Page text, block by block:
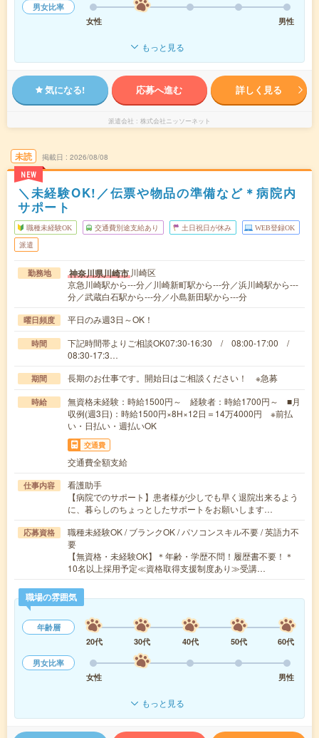
男女比率
女性
男性
もっと見る
気になる! 応募へ進む 詳しく見る
派遣会社 株式会社ニッソーネット
未読
NEW
掲載日 2026/08/08
＼未経験OK!／伝票や物品の準備など＊病院内
サポート
職種未経験OK 交通費別途支給あり 土日祝日が休み WEB登録OK
派遣
勤務地 神奈川県川崎市 川崎区
京急川崎駅から---分／川崎新町駅から---分／浜川崎駅から---
分／武蔵白石駅から---分／小島新田駅から---分
曜日頻度 平日のみ週3日～OK！
時間
下記時間帯よりご相談OK07:30-16:30 / 08:00-17:00 /
08:30-17:3…
期間 長期のお仕事です。開始日はご相談ください！ ※急募
時給
無資格未経験：時給1500円～ 経験者：時給1700円～ ■月
収例(週3日)：時給1500円×8H×12日＝14万4000円 ※前払
い・日払い・週払いOK
交通費
交通費全額支給
仕事内容
看護助手
【病院でのサポート】患者様が少しでも早く退院出来るよう
に、暮らしのちょっとしたサポートをお願いします…
応募資格
職種未経験OK / ブランクOK / パソコンスキル不要 / 英語力不
要
【無資格・未経験OK】＊年齢・学歴不問！履歴書不要！＊
10名以上採用予定≪資格取得支援制度あり≫受講…
職場の雰囲気
年齢層
20代
30代 40代 50代
60代
男女比率
女性
男性
もっと見る